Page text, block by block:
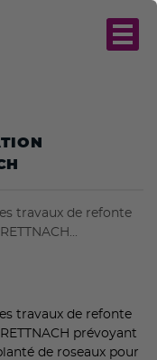
travaux de refonte
travaux de refonte
prévoyant
de roseaux pour